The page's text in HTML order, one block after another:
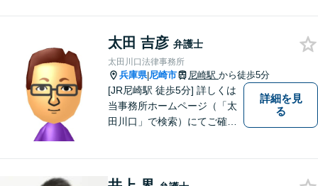
太田 吉彦 弁護士
太田川口法律事務所
兵庫県|尼崎市 尼崎駅 から徒歩5分
[JR尼崎駅 徒歩5分] 詳しくは
当事務所ホームページ（「太
田川口」で検索）にてご確認
詳細を見
る